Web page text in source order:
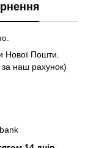
Пошти.
за наш рахунок)